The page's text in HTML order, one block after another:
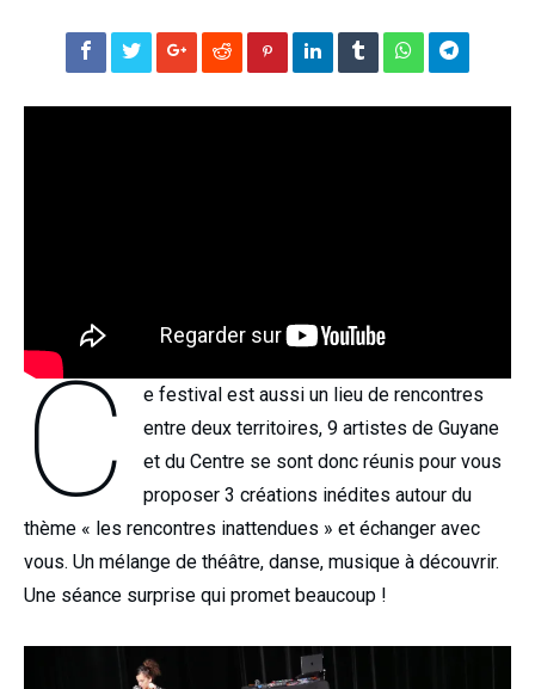
C
e festival est aussi un lieu de rencontres
entre deux territoires, 9 artistes de Guyane
et du Centre se sont donc réunis pour vous
proposer 3 créations inédites autour du
thème « les rencontres inattendues » et échanger avec
vous. Un mélange de théâtre, danse, musique à découvrir.
Une séance surprise qui promet beaucoup !